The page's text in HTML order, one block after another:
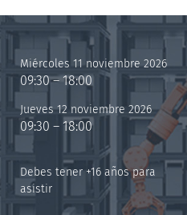
Miércoles 11 noviembre 2026
09:30 – 18:00
Jueves 12 noviembre 2026
09:30 – 18:00
Debes tener +16 años para
asistir